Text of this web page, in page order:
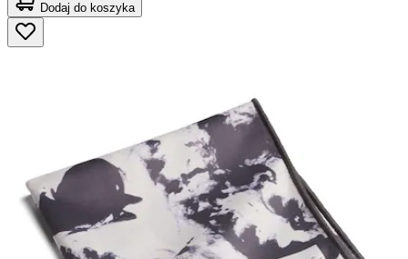
Dodaj do koszyka